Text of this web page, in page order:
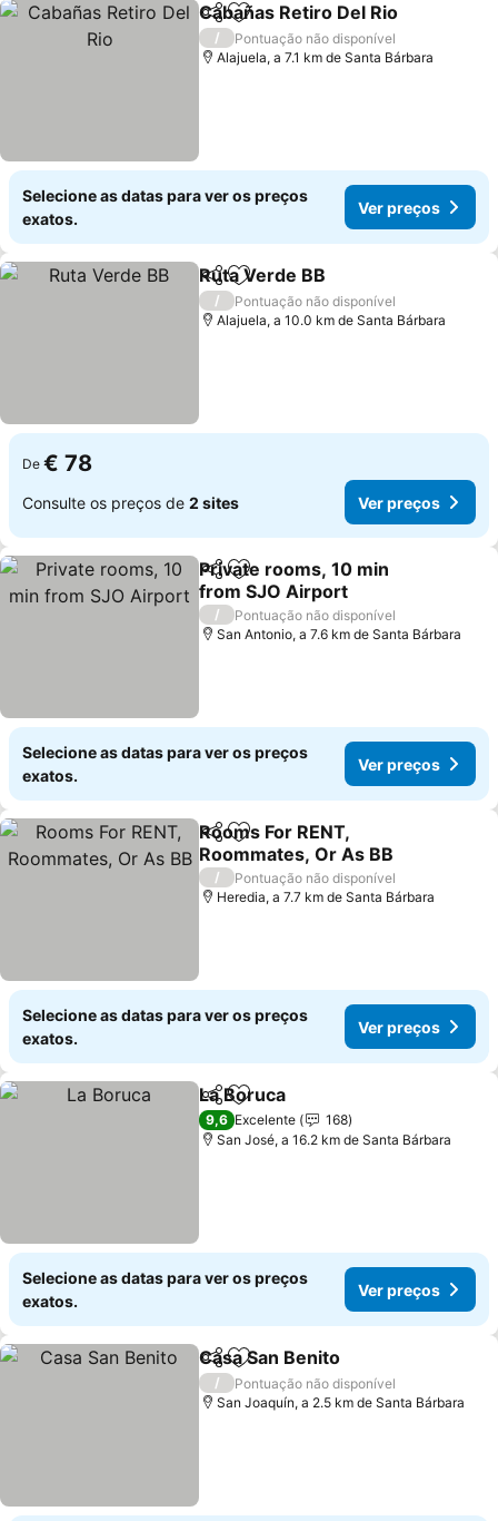
PartilharAdicionar aos favoritos
Cabañas Retiro Del Rio
/
Pontuação não disponível
Alajuela, a 7.1 km de Santa Bárbara
Selecione as datas para ver os preços
exatos.
Ver preços
PartilharAdicionar aos favoritos
Ruta Verde BB
/
Pontuação não disponível
Alajuela, a 10.0 km de Santa Bárbara
De € 78
Consulte os preços de 2 sites Ver preços
PartilharAdicionar aos favoritos
Private rooms, 10 min
from SJO Airport
Ver preços
/
Pontuação não disponível
San Antonio, a 7.6 km de Santa Bárbara
Selecione as datas para ver os preços
exatos.
Ver preços
PartilharAdicionar aos favoritos
Rooms For RENT,
Roommates, Or As BB
Ver preços
/
Pontuação não disponível
Heredia, a 7.7 km de Santa Bárbara
Selecione as datas para ver os preços
exatos.
Ver preços
PartilharAdicionar aos favoritos
La Boruca
9,6 Excelente
168
San José, a 16.2 km de Santa Bárbara
Selecione as datas para ver os preços
exatos.
Ver preços
PartilharAdicionar aos favoritos
Casa San Benito
/
Pontuação não disponível
San Joaquín, a 2.5 km de Santa Bárbara